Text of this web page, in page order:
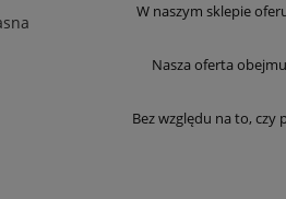
W naszym sklepie
Nasza oferta
Bez względu na to,